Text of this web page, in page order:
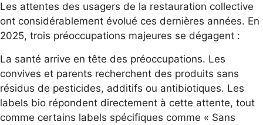
Les attentes des usagers de la restauration collective
ont considérablement évolué ces dernières années. En
2025, trois préoccupations majeures se dégagent :
La santé arrive en tête des préoccupations. Les
convives et parents recherchent des produits sans
résidus de pesticides, additifs ou antibiotiques. Les
labels bio répondent directement à cette attente, tout
comme certains labels spécifiques comme « Sans